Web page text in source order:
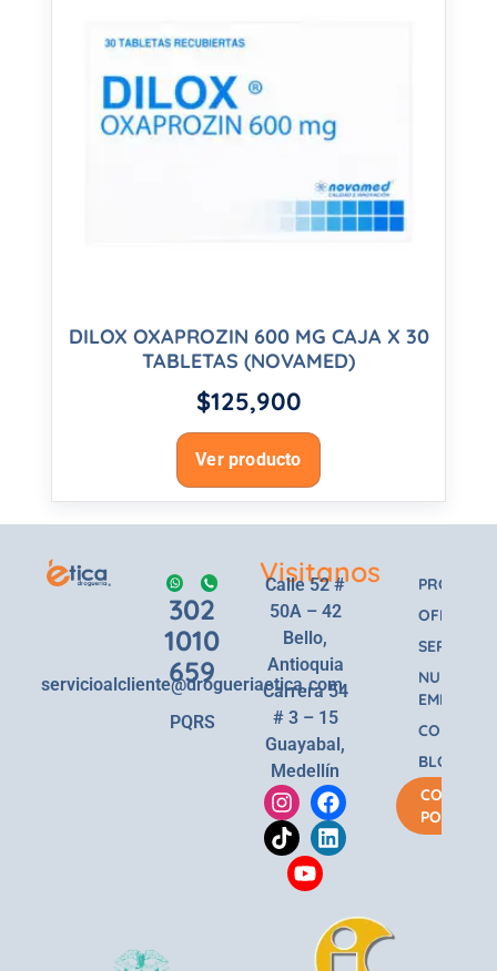
DILOX OXAPROZIN 600 MG CAJA X 30
TABLETAS (NOVAMED)
$125,900
Ver producto
302
1010
659
servicioalcliente@drogueriaetica.com
PQRS
Visitanos
Calle 52 #
50A – 42
Bello,
Antioquia
Carrera 54
# 3 – 15
Guayabal,
Medellín
OFERTAS
SERVICIOS
NUESTRA
EMPRESA
BLOG
COMPRA
POR